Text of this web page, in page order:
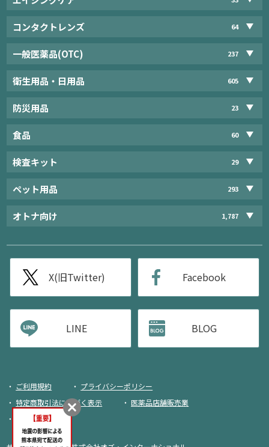
コンタクトレンズ 64
一般医薬品(OTC) 237
衛生用品・日用品 605
防災用品 23
食品 60
検査キット 29
ペット用品 293
オトナ向け 1,787
X(旧Twitter) Facebook
LINE BLOG
ご利用規約
プライバシーポリシー
特定商取引法に基づく表示
医薬品店舗販売業
荷物追跡